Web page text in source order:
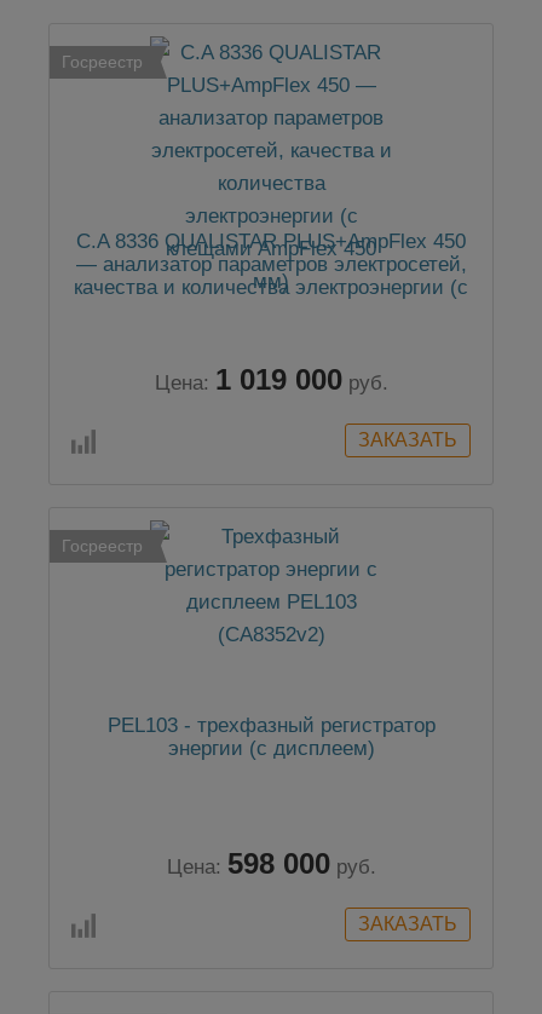
Госреестр
C.A 8336 QUALISTAR PLUS+AmpFlex 450
— анализатор параметров электросетей,
качества и количества электроэнергии (с
Цена: 1 019 000 руб.
Госреестр
PEL103 - трехфазный регистратор
энергии (с дисплеем)
Цена: 598 000 руб.